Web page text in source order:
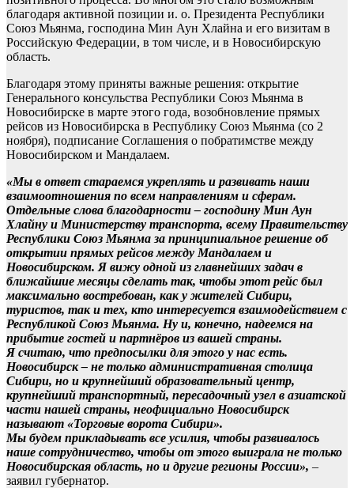
благодаря активной позиции и. о. Президента Республики
Союз Мьянма, господина Мин Аун Хлайна и его визитам в
Российскую Федерации, в том числе, и в Новосибирскую
область.
Благодаря этому приняты важные решения: открытие
Генерального консульства Республики Союз Мьянма в
Новосибирске в марте этого года, возобновление прямых
рейсов из Новосибирска в Республику Союз Мьянма (со 2
ноября), подписание Соглашения о побратимстве между
Новосибирском и Мандалаем.
«Мы в ответ стараемся укреплять и развивать наши
взаимоотношения по всем направлениям и сферам.
Отдельные слова благодарности – господину Мин Аун
Хлайну и Министерству транспорта, всему Правительству
Республики Союз Мьянма за принципиальное решение об
открытии прямых рейсов между Мандалаем и
Новосибирском. Я вижу одной из главнейших задач в
ближайшие месяцы сделать так, чтобы этот рейс был
максимально востребован, как у жителей Сибири,
туристов, так и тех, кто интересуется взаимодействием с
Республикой Союз Мьянма. Ну и, конечно, надеемся на
прибытие гостей и партнёров из вашей страны.
Я считаю, что предпосылки для этого у нас есть.
Новосибирск – не только административная столица
Сибири, но и крупнейший образовательный центр,
крупнейший транспортный, пересадочный узел в азиатской
части нашей страны, неофициально Новосибирск
называют «Торговые ворота Сибири».
Мы будем прикладывать все усилия, чтобы развивалось
наше сотрудничество, чтобы от этого выиграла не только
Новосибирская область, но и другие регионы России», –
заявил губернатор.